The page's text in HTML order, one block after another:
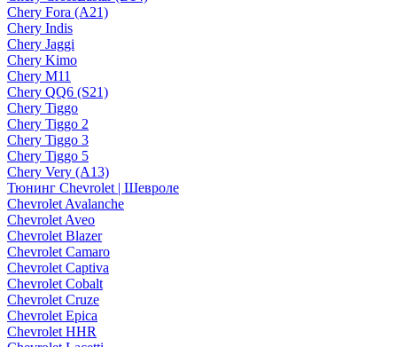
Chery Fora (A21)
Chery Indis
Chery Jaggi
Chery Kimo
Chery M11
Chery QQ6 (S21)
Chery Tiggo
Chery Tiggo 2
Chery Tiggo 3
Chery Tiggo 5
Chery Very (A13)
Тюнинг Chevrolet | Шевроле
Chevrolet Avalanche
Chevrolet Aveo
Chevrolet Blazer
Chevrolet Camaro
Chevrolet Captiva
Chevrolet Cobalt
Chevrolet Cruze
Chevrolet Epica
Chevrolet HHR